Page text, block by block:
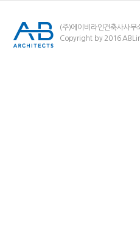
(주)에이비라인건축사사무
Copyright by 2016